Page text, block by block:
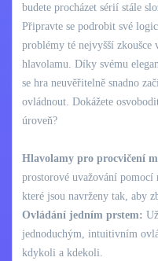
budete procházet sérií stále
Připravte se podrobit své
problémy té nejvyšší zkoušce
hlavolamu. Díky svému
se hra neuvěřitelně snadno
ovládnout. Dokážete
úroveň?
Hlavolamy pro procvičení
prostorové uvažování
které jsou navrženy tak, aby
Ovládání jedním prstem:
jednoduchým, intuitivním
kdykoli a kdekoli.